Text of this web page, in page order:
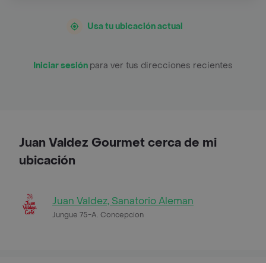
Usa tu ubicación actual
Iniciar sesión para ver tus direcciones recientes
Juan Valdez Gourmet cerca de mi
ubicación
Juan Valdez, Sanatorio Aleman
Jungue 75-A. Concepcion